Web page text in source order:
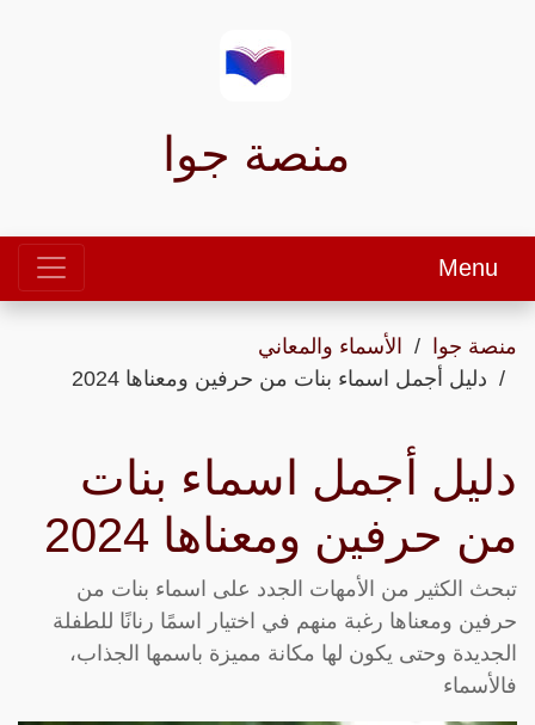
منصة جوا
Menu
منصة جوا
الأسماء والمعاني
دليل أجمل اسماء بنات من حرفين ومعناها 2024
دليل أجمل اسماء بنات
من حرفين ومعناها 2024
تبحث الكثير من الأمهات الجدد على اسماء بنات من
حرفين ومعناها رغبة منهم في اختيار اسمًا رنانًا للطفلة
الجديدة وحتى يكون لها مكانة مميزة باسمها الجذاب،
فالأسماء